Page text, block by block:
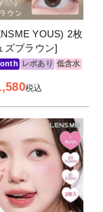
YOUS) 2枚
ズブラウン]
レポあり 低含水
税込